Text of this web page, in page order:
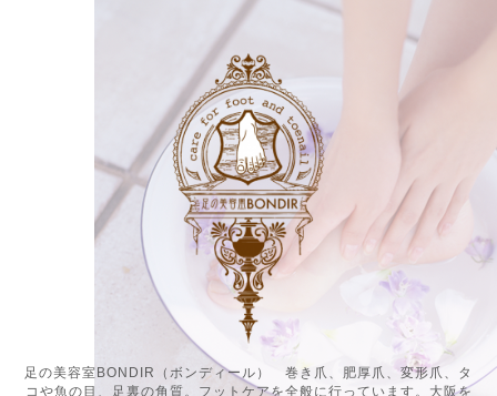
足の美容室BONDIR（ボンディール） 巻き爪、肥厚爪、変形爪、タ
コや魚の目、足裏の角質。フットケアを全般に行っています。大阪を